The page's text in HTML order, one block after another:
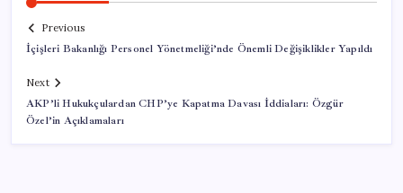
Previous
İçişleri Bakanlığı Personel Yönetmeliği’nde Önemli Değişiklikler Yapıldı
Next
AKP’li Hukukçulardan CHP’ye Kapatma Davası İddiaları: Özgür
Özel’in Açıklamaları